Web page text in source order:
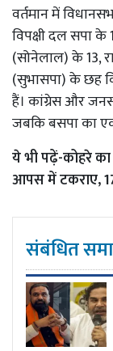
वर्तमान में
विपक्षी दल सपा
(सोनेलाल) के 13,
(सुभासपा) के छह
हैं। कांग्रेस और
जबकि बसपा का
ये भी पढ़ें-कोहरे
आपस में टकराए,
संबंधित